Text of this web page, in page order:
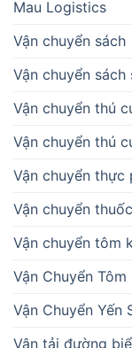
Mau Logistics
Vận chuyển sách
Vận chuyển sách
Vận chuyển thú
Vận chuyển thú
Vận chuyển
Vận chuyển
Vận chuyển tôm
Vận Chuyển
Vận Chuyển Yến
Vận tải đường